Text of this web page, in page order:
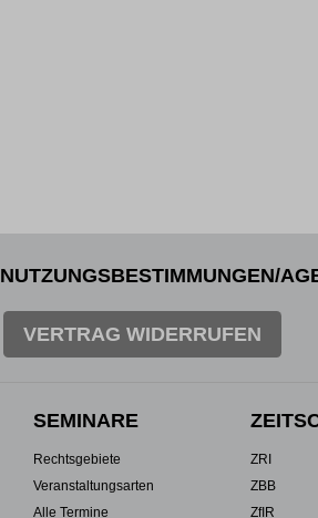
NUTZUNGSBESTIMMUNGEN/
VERTRAG WIDERRUFEN
SEMINARE
Rechtsgebiete
Veranstaltungsarten
Alle Termine
ZRI
ZBB
ZfIR